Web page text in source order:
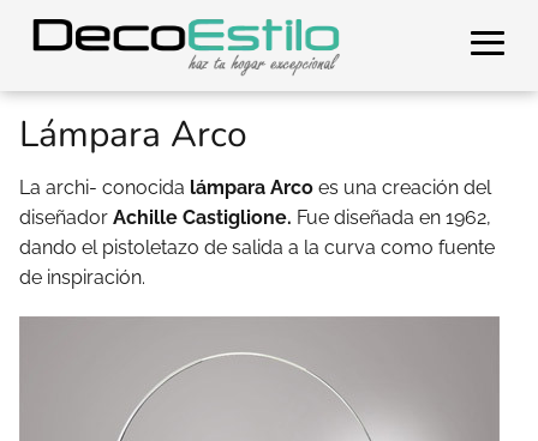
Lámpara Arco
La archi- conocida lámpara Arco es una creación del
diseñador Achille Castiglione. Fue diseñada en 1962,
dando el pistoletazo de salida a la curva como fuente
de inspiración.